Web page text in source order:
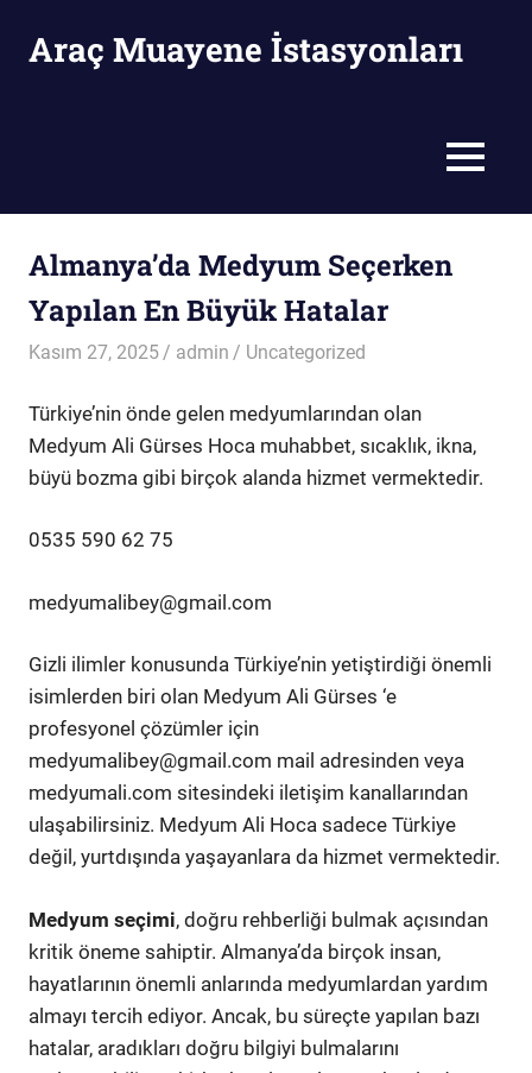
Araç Muayene İstasyonları
MENU
Almanya’da Medyum Seçerken
Yapılan En Büyük Hatalar
Kasım 27, 2025 admin Uncategorized
Türkiye’nin önde gelen medyumlarından olan
Medyum Ali Gürses Hoca muhabbet, sıcaklık, ikna,
büyü bozma gibi birçok alanda hizmet vermektedir.
0535 590 62 75
medyumalibey@gmail.com
Gizli ilimler konusunda Türkiye’nin yetiştirdiği önemli
isimlerden biri olan Medyum Ali Gürses ‘e
profesyonel çözümler için
medyumalibey@gmail.com mail adresinden veya
medyumali.com sitesindeki iletişim kanallarından
ulaşabilirsiniz. Medyum Ali Hoca sadece Türkiye
değil, yurtdışında yaşayanlara da hizmet vermektedir.
Medyum seçimi, doğru rehberliği bulmak açısından
kritik öneme sahiptir. Almanya’da birçok insan,
hayatlarının önemli anlarında medyumlardan yardım
almayı tercih ediyor. Ancak, bu süreçte yapılan bazı
hatalar, aradıkları doğru bilgiyi bulmalarını